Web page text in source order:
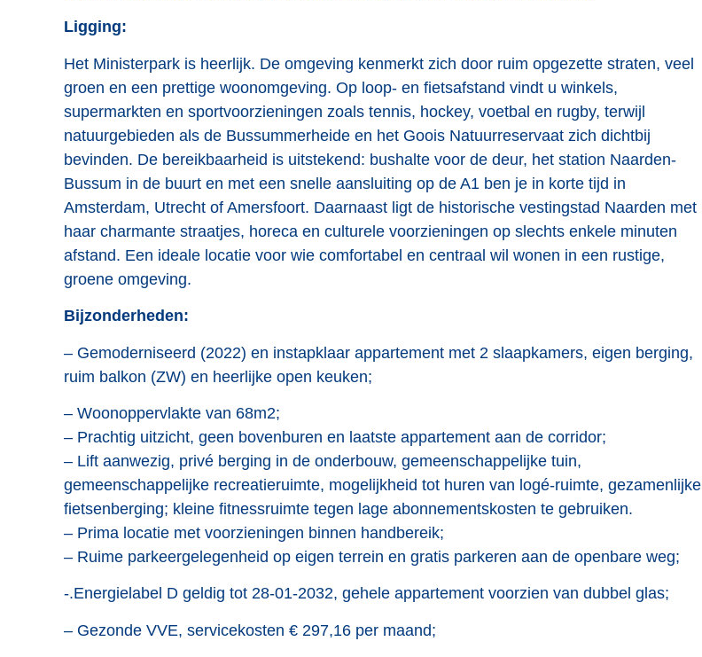
Ligging:
Het Ministerpark is heerlijk. De omgeving kenmerkt zich door ruim opgezette straten, veel
groen en een prettige woonomgeving. Op loop- en fietsafstand vindt u winkels,
supermarkten en sportvoorzieningen zoals tennis, hockey, voetbal en rugby, terwijl
natuurgebieden als de Bussummerheide en het Goois Natuurreservaat zich dichtbij
bevinden. De bereikbaarheid is uitstekend: bushalte voor de deur, het station Naarden-
Bussum in de buurt en met een snelle aansluiting op de A1 ben je in korte tijd in
Amsterdam, Utrecht of Amersfoort. Daarnaast ligt de historische vestingstad Naarden met
haar charmante straatjes, horeca en culturele voorzieningen op slechts enkele minuten
afstand. Een ideale locatie voor wie comfortabel en centraal wil wonen in een rustige,
groene omgeving.
Bijzonderheden:
– Gemoderniseerd (2022) en instapklaar appartement met 2 slaapkamers, eigen berging,
ruim balkon (ZW) en heerlijke open keuken;
– Woonoppervlakte van 68m2;
– Prachtig uitzicht, geen bovenburen en laatste appartement aan de corridor;
– Lift aanwezig, privé berging in de onderbouw, gemeenschappelijke tuin,
gemeenschappelijke recreatieruimte, mogelijkheid tot huren van logé-ruimte, gezamenlijke
fietsenberging; kleine fitnessruimte tegen lage abonnementskosten te gebruiken.
– Prima locatie met voorzieningen binnen handbereik;
– Ruime parkeergelegenheid op eigen terrein en gratis parkeren aan de openbare weg;
-.Energielabel D geldig tot 28-01-2032, gehele appartement voorzien van dubbel glas;
– Gezonde VVE, servicekosten € 297,16 per maand;